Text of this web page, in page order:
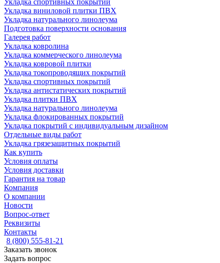
Укладка спортивных покрытий
Укладка виниловой плитки ПВХ
Укладка натурального линолеума
Подготовка поверхности основания
Галерея работ
Укладка ковролина
Укладка коммерческого линолеума
Укладка ковровой плитки
Укладка токопроводящих покрытий
Укладка спортивных покрытий
Укладка антистатических покрытий
Укладка плитки ПВХ
Укладка натурального линолеума
Укладка флокированных покрытий
Укладка покрытий с индивидуальным дизайном
Отдельные виды работ
Укладка грязезащитных покрытий
Как купить
Условия оплаты
Условия доставки
Гарантия на товар
Компания
О компании
Новости
Вопрос-ответ
Реквизиты
Контакты
8 (800) 555-81-21
Заказать звонок
Задать вопрос